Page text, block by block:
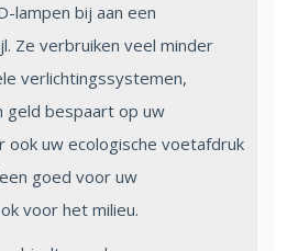
lampen bij aan een
Ze verbruiken veel minder
verlichtingssystemen,
geld bespaart op uw
ook uw ecologische voetafdruk
goed voor uw
voor het milieu.